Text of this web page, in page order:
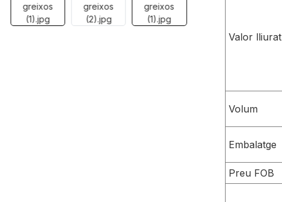
Valor lliurat
Volum
Embalatge
Preu FOB